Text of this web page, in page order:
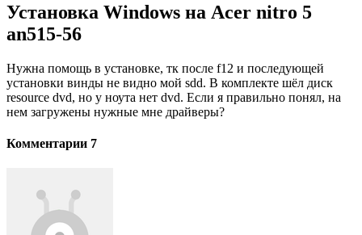
Установка Windows на Acer nitro 5
an515-56
Нужна помощь в установке, тк после f12 и последующей
установки винды не видно мой sdd. В комплекте шёл диск
resource dvd, но у ноута нет dvd. Если я правильно понял, на
нем загружены нужные мне драйверы?
Комментарии 7